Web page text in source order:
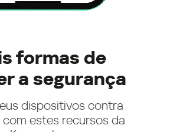
formas de
a segurança
dispositivos contra
estes recursos da